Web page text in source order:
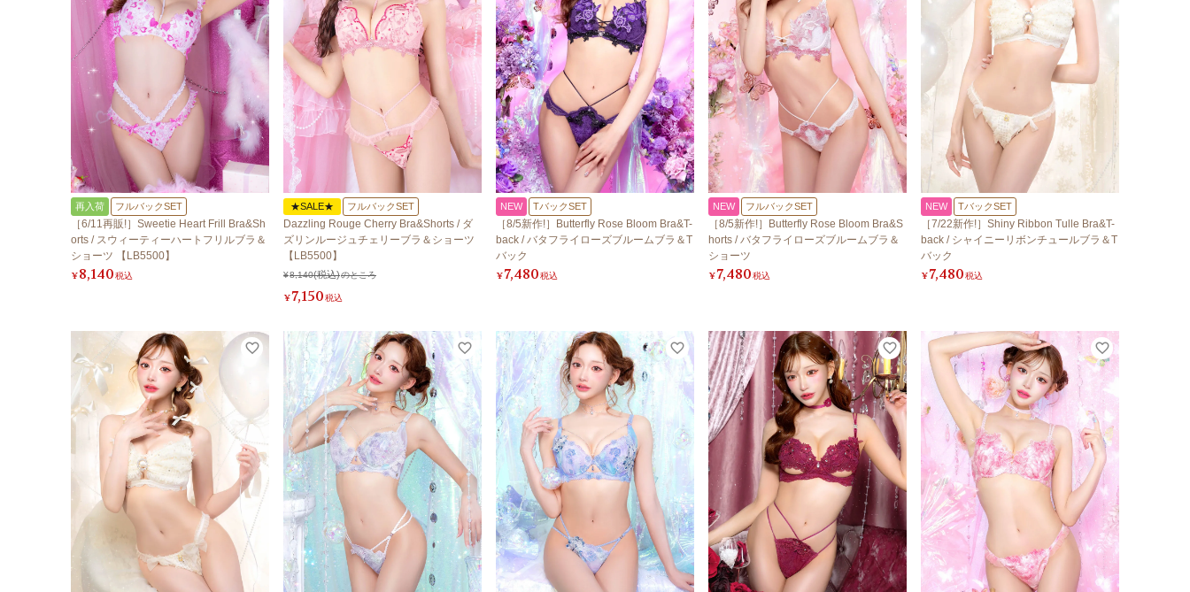
再入荷 フルバックSET
［6/11再販!］Sweetie Heart Frill Bra&Sh
orts / スウィーティーハートフリルブラ＆
ショーツ 【LB5500】
¥8,140税込
★SALE★ フルバックSET
Dazzling Rouge Cherry Bra&Shorts / ダ
ズリンルージュチェリーブラ＆ショーツ
【LB5500】
¥8,140 のところ
¥7,150税込
NEW TバックSET
［8/5新作!］Butterfly Rose Bloom Bra&T-
back / バタフライローズブルームブラ＆T
バック
¥7,480税込
NEW フルバックSET
［8/5新作!］Butterfly Rose Bloom Bra&S
horts / バタフライローズブルームブラ＆
ショーツ
¥7,480税込
NEW TバックSET
［7/22新作!］Shiny Ribbon Tulle Bra&T-
back / シャイニーリボンチュールブラ＆T
バック
¥7,480税込